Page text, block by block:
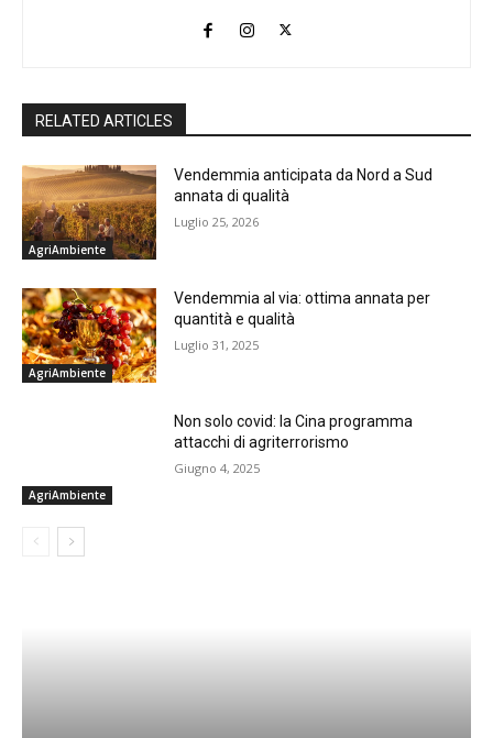
RELATED ARTICLES
AgriAmbiente
Vendemmia anticipata da Nord a Sud
annata di qualità
Luglio 25, 2026
AgriAmbiente
Vendemmia al via: ottima annata per
quantità e qualità
Luglio 31, 2025
AgriAmbiente
Non solo covid: la Cina programma
attacchi di agriterrorismo
Giugno 4, 2025